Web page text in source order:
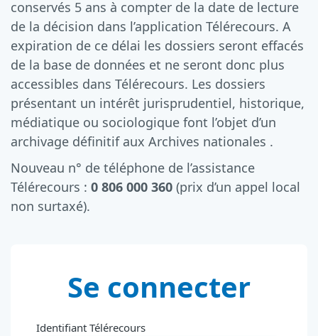
conservés 5 ans à compter de la date de lecture
de la décision dans l’application Télérecours. A
expiration de ce délai les dossiers seront effacés
de la base de données et ne seront donc plus
accessibles dans Télérecours. Les dossiers
présentant un intérêt jurisprudentiel, historique,
médiatique ou sociologique font l’objet d’un
archivage définitif aux Archives nationales .
Nouveau n° de téléphone de l’assistance
Télérecours : 0 806 000 360 (prix d’un appel local
non surtaxé).
Se connecter
Identifiant Télérecours